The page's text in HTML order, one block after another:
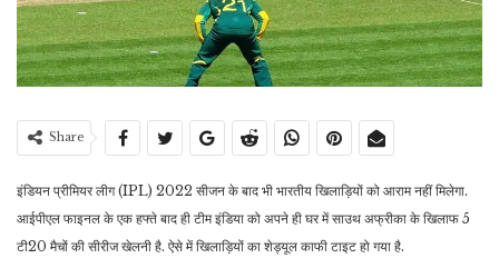
Share
इंडियन प्रीमियर लीग (IPL) 2022 सीजन के बाद भी भारतीय खिलाड़ियों को आराम नहीं मिलेगा.
आईपीएल फाइनल के एक हफ्ते बाद ही टीम इंडिया को अपने ही घर में साउथ अफ्रीका के खिलाफ 5
टी20 मैचों की सीरीज खेलनी है. ऐसे में खिलाड़ियों का शेड्यूल काफी टाइट हो गया है.